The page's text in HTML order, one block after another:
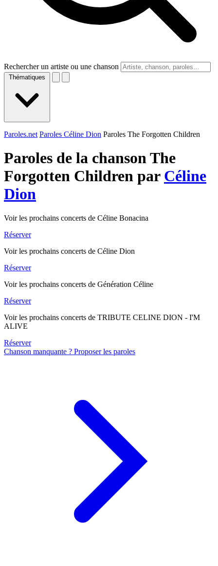
Rechercher un artiste ou une chanson
Thématiques
Paroles.net Paroles Céline Dion Paroles The Forgotten Children
Paroles de la chanson The
Forgotten Children par Céline
Dion
Voir les prochains concerts de Céline Bonacina
Réserver
Voir les prochains concerts de Céline Dion
Réserver
Voir les prochains concerts de Génération Céline
Réserver
Voir les prochains concerts de TRIBUTE CELINE DION - I'M
ALIVE
Réserver
Chanson manquante ? Proposer les paroles